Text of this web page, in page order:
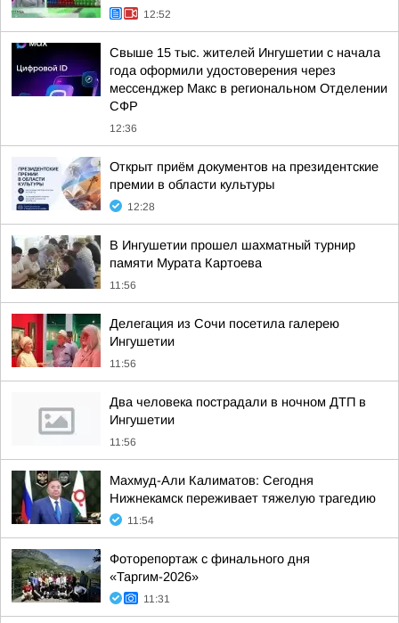
12:52
Свыше 15 тыс. жителей Ингушетии с начала
года оформили удостоверения через
мессенджер Макс в региональном Отделении
СФР
12:36
Открыт приём документов на президентские
премии в области культуры
12:28
В Ингушетии прошел шахматный турнир
памяти Мурата Картоева
11:56
Делегация из Сочи посетила галерею
Ингушетии
11:56
Два человека пострадали в ночном ДТП в
Ингушетии
11:56
Махмуд-Али Калиматов: Сегодня
Нижнекамск переживает тяжелую трагедию
11:54
Фоторепортаж с финального дня
«Таргим-2026»
11:31